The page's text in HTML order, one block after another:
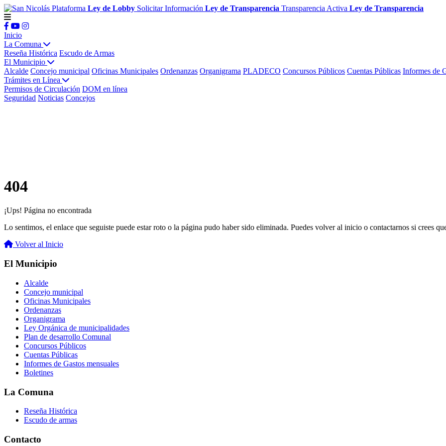
Plataforma Ley de Lobby Solicitar Información Ley de Transparencia Transparencia Activa Ley de Transparencia
Inicio
La Comuna
Reseña Histórica Escudo de Armas
El Municipio
Alcalde Concejo municipal Oficinas Municipales Ordenanzas Organigrama PLADECO Concursos Públicos Cuentas Públicas Informes de
Trámites en Línea
Permisos de Circulación DOM en línea
Seguridad Noticias Concejos
404
¡Ups! Página no encontrada
Lo sentimos, el enlace que seguiste puede estar roto o la página pudo haber sido eliminada. Puedes volver al inicio o contactarnos si crees
Volver al Inicio
El Municipio
Alcalde
Concejo municipal
Oficinas Municipales
Ordenanzas
Organigrama
Ley Orgánica de municipalidades
Plan de desarrollo Comunal
Concursos Públicos
Cuentas Públicas
Informes de Gastos mensuales
Boletines
La Comuna
Reseña Histórica
Escudo de armas
Contacto